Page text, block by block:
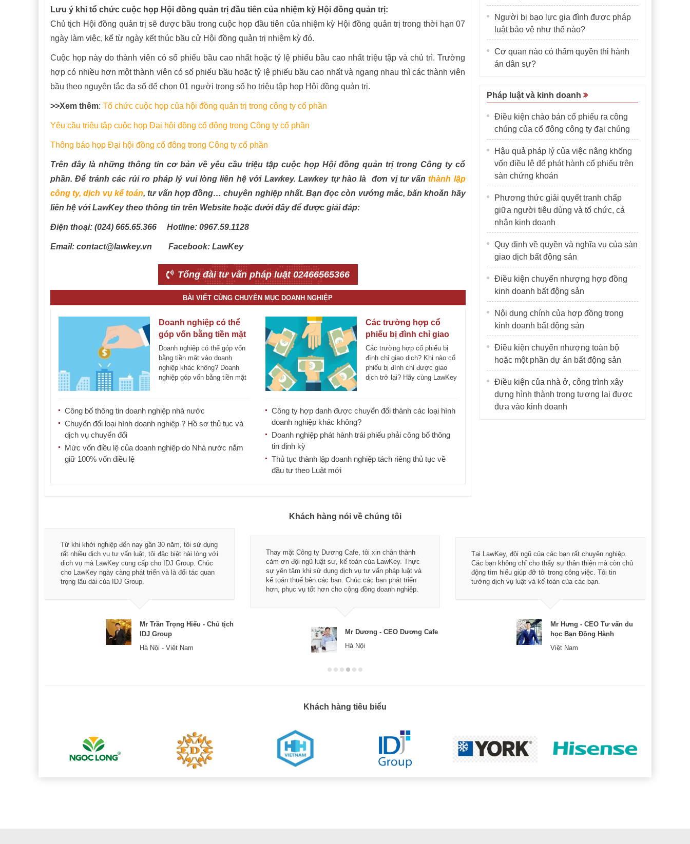
Lưu ý khi tổ chức cuộc họp Hội đồng quản trị đầu tiên của nhiệm kỳ Hội đồng quản trị:
Chủ tịch Hội đồng quản trị sẽ được bầu trong cuộc họp đầu tiên của nhiệm kỳ Hội đồng quản trị trong thời hạn 07
ngày làm việc, kể từ ngày kết thúc bầu cử Hội đồng quản trị nhiệm kỳ đó.
Cuộc họp này do thành viên có số phiếu bầu cao nhất hoặc tỷ lệ phiếu bầu cao nhất triệu tập và chủ trì. Trường
hợp có nhiều hơn một thành viên có số phiếu bầu hoặc tỷ lệ phiếu bầu cao nhất và ngang nhau thì các thành viên
bầu theo nguyên tắc đa số để chọn 01 người trong số họ triệu tập họp Hội đồng quản trị.
>>Xem thêm: Tổ chức cuộc họp của hội đồng quản trị trong công ty cổ phần
Yêu cầu triệu tập cuộc họp Đại hội đồng cổ đông trong Công ty cổ phần
Thông báo họp Đại hội đồng cổ đông trong Công ty cổ phần
Trên đây là những thông tin cơ bản về yêu cầu triệu tập cuộc họp Hội đồng quản trị trong Công ty cổ
phần. Để tránh các rủi ro pháp lý vui lòng liên hệ với Lawkey. Lawkey tự hào là đơn vị tư vấnthành lập
công ty,dịch vụ kế toán, tư vấn hợp đồng… chuyên nghiệp nhất. Bạn đọc còn vướng mắc, băn khoăn hãy
liên hệ với LawKey theo thông tin trên Website hoặc dưới đây để được giải đáp:
Điện thoại: (024) 665.65.366 Hotline: 0967.59.1128
Email: contact@lawkey.vn Facebook: LawKey
Tổng đài tư vấn pháp luật 02466565366
BÀI VIẾT CÙNG CHUYÊN MỤC DOANH NGHIỆP
Doanh nghiệp có thể
góp vốn bằng tiền mặt
vào doanh nghiệp
khác không?
Doanh nghiệp có thể góp vốn
bằng tiền mặt vào doanh
nghiệp khác không? Doanh
nghiệp góp vốn bằng tiền mặt
Công bố thông tin doanh nghiệp nhà nước
Chuyển đổi loại hình doanh nghiệp ? Hồ sơ thủ tục và
dịch vụ chuyển đổi
Mức vốn điều lệ của doanh nghiệp do Nhà nước nắm
giữ 100% vốn điều lệ
Các trường hợp cổ
phiếu bị đình chỉ giao
dịch
Các trường hợp cổ phiếu bị
đình chỉ giao dịch? Khi nào cổ
phiếu bị đình chỉ được giao
dịch trở lại? Hãy cùng LawKey
Công ty hợp danh được chuyển đổi thành các loại hình
doanh nghiệp khác không?
Doanh nghiệp phát hành trái phiếu phải công bố thông
tin định kỳ
Thủ tục thành lập doanh nghiệp tách riêng thủ tục về
đầu tư theo Luật mới
Người bị bạo lực gia đình được pháp
luật bảo vệ như thế nào?
Cơ quan nào có thẩm quyền thi hành
án dân sự?
Pháp luật và kinh doanh
Điều kiện chào bán cổ phiếu ra công
chúng của cổ đông công ty đại chúng
Hậu quả pháp lý của việc nâng khống
vốn điều lệ để phát hành cổ phiếu trên
sàn chứng khoán
Phương thức giải quyết tranh chấp
giữa người tiêu dùng và tổ chức, cá
nhân kinh doanh
Quy định về quyền và nghĩa vụ của sàn
giao dịch bất động sản
Điều kiện chuyển nhượng hợp đồng
kinh doanh bất động sản
Nội dung chính của hợp đồng trong
kinh doanh bất động sản
Điều kiện chuyển nhượng toàn bộ
hoặc một phần dự án bất động sản
Điều kiện của nhà ở, công trình xây
dựng hình thành trong tương lai được
đưa vào kinh doanh
Khách hàng nói về chúng tôi
Từ khi khởi nghiệp đến nay gần 30 năm, tôi sử dụng
rất nhiều dịch vụ tư vấn luật, tôi đặc biệt hài lòng với
dịch vụ mà LawKey cung cấp cho IDJ Group. Chúc
cho LawKey ngày càng phát triển và là đối tác quan
trọng lâu dài của IDJ Group.
Mr Trần Trọng Hiếu - Chủ tịch
IDJ Group
Hà Nội - Việt Nam
Thay mặt Công ty Dương Cafe, tôi xin chân thành
cảm ơn đội ngũ luật sư, kế toán của LawKey. Thực
sự yên tâm khi sử dụng dịch vụ tư vấn pháp luật và
kế toán thuế bên các bạn. Chúc các bạn phát triển
hơn, phục vụ tốt hơn cho cộng đồng doanh nghiệp.
Mr Dương - CEO Dương Cafe
Hà Nội
Tại LawKey, đội ngũ của các bạn rất chuyên nghiệp.
Các bạn không chỉ cho thấy sự thân thiện mà còn chủ
động tìm hiểu giúp đỡ tôi trong công việc. Tôi tin
tưởng dịch vụ luật và kế toán của các bạn.
Mr Hưng - CEO Tư vấn du
học Bạn Đồng Hành
Việt Nam
Khách hàng tiêu biểu